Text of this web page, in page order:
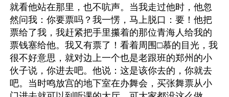
就看他站在那里，也不吭声。当我走过他时，他忽
然问我：你要票吗？我一愣，马上脱口：要！他把
票给了我，我赶紧把手里攥着的那位青海人给我的
票钱塞给他。我又有票了！看着周围□慕的目光，我
很不好意思，就对边上一个也是老跟班的郑州的小
伙子说，你进去吧。他说：这是该你去的，你就去
吧。当时鸣放宫的地下室在办舞会，买张舞票从小